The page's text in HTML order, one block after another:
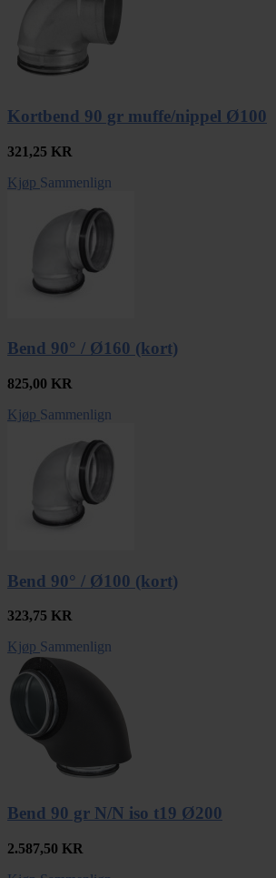
Kortbend 90 gr muffe/nippel Ø100
321,25 KR
Kjøp Sammenlign
Bend 90° / Ø160 (kort)
825,00 KR
Kjøp Sammenlign
Bend 90° / Ø100 (kort)
323,75 KR
Kjøp Sammenlign
Bend 90 gr N/N iso t19 Ø200
2.587,50 KR